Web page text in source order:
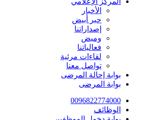
الأخبار
حبر أبيض
إصداراتنا
وميض
فعالياتنا
لقاءات مرئية
تواصل معنا
بوابة إحالة المرضى
بوابة المرضى
0096822774000
الوظائف